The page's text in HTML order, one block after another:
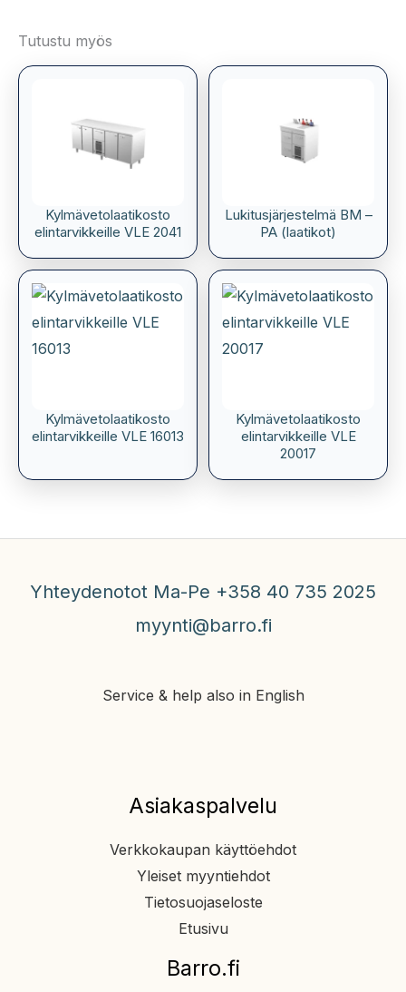
Tutustu myös
Kylmävetolaatikosto
elintarvikkeille VLE 2041
Lukitusjärjestelmä BM –
PA (laatikot)
Kylmävetolaatikosto
elintarvikkeille VLE 16013
Kylmävetolaatikosto
elintarvikkeille VLE
20017
Yhteydenotot Ma-Pe +358 40 735 2025
myynti@barro.fi
Service & help also in English
Asiakaspalvelu
Verkkokaupan käyttöehdot
Yleiset myyntiehdot
Tietosuojaseloste
Etusivu
Barro.fi